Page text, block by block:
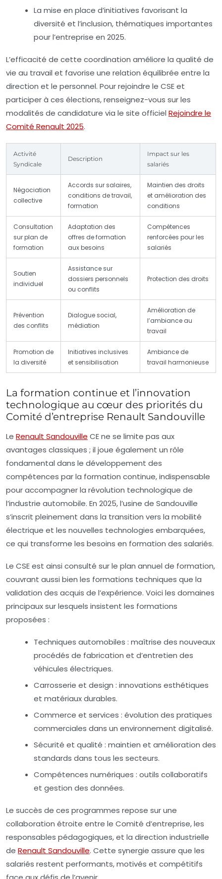
La mise en place d’initiatives favorisant la
diversité et l’inclusion, thématiques importantes
pour l’entreprise en 2025.
L’efficacité de cette coordination améliore la qualité de
vie au travail et favorise une relation équilibrée entre la
direction et le personnel. Pour rejoindre le CSE et
participer à ces élections, renseignez-vous sur les
modalités de candidature via le site officiel Rejoindre le
Comité Renault 2025.
Activité
Syndicale
Description
Impact sur les
salariés
Négociation
collective
Accords sur salaires,
conditions de travail,
formation
Maintien des droits
et amélioration des
conditions
Consultation
sur plan de
formation
Adaptation des
offres de formation
aux besoins
Compétences
renforcées pour les
salariés
Soutien
individuel
Assistance sur
dossiers personnels
ou conflits
Protection des droits
Prévention
des conflits
Dialogue social,
médiation
Amélioration de
l’ambiance au
travail
Promotion de
la diversité
Initiatives inclusives
et sensibilisation
Ambiance de
travail harmonieuse
La formation continue et l’innovation
technologique au cœur des priorités du
Comité d’entreprise Renault Sandouville
Le Renault Sandouville CE ne se limite pas aux
avantages classiques ; il joue également un rôle
fondamental dans le développement des
compétences par la formation continue, indispensable
pour accompagner la révolution technologique de
l’industrie automobile. En 2025, l’usine de Sandouville
s’inscrit pleinement dans la transition vers la mobilité
électrique et les nouvelles technologies embarquées,
ce qui transforme les besoins en formation des salariés.
Le CSE est ainsi consulté sur le plan annuel de formation,
couvrant aussi bien les formations techniques que la
validation des acquis de l’expérience. Voici les domaines
principaux sur lesquels insistent les formations
proposées :
Techniques automobiles : maîtrise des nouveaux
procédés de fabrication et d’entretien des
véhicules électriques.
Carrosserie et design : innovations esthétiques
et matériaux durables.
Commerce et services : évolution des pratiques
commerciales dans un environnement digitalisé.
Sécurité et qualité : maintien et amélioration des
standards dans tous les secteurs.
Compétences numériques : outils collaboratifs
et gestion des données.
Le succès de ces programmes repose sur une
collaboration étroite entre le Comité d’entreprise, les
responsables pédagogiques, et la direction industrielle
de Renault Sandouville. Cette synergie assure que les
salariés restent performants, motivés et compétitifs